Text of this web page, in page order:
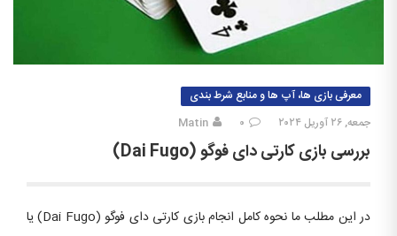
معرفی بازی ها، آپ ها و منابع شرط بندی
جمعه, ۲۶ آوریل ۲۰۲۴
۰ Matin
بررسی بازی کارتی دای فوگو (Dai Fugo)
در این مطلب ما نحوه کامل انجام بازی کارتی دای فوگو (Dai Fugo) یا